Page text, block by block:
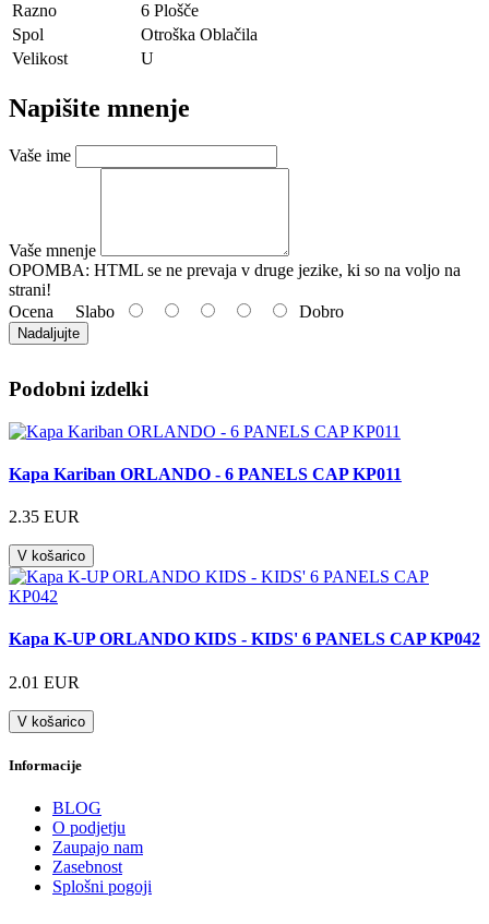
Razno
6 Plošče
Spol
Otroška Oblačila
Velikost
U
Napišite mnenje
Vaše ime
Vaše mnenje
OPOMBA: HTML se ne prevaja v druge jezike, ki so na voljo na
strani!
Ocena Slabo Dobro
Nadaljujte
Podobni izdelki
Kapa Kariban ORLANDO - 6 PANELS CAP KP011
2.35 EUR
V košarico
Kapa K-UP ORLANDO KIDS - KIDS' 6 PANELS CAP KP042
2.01 EUR
V košarico
Informacije
BLOG
O podjetju
Zaupajo nam
Zasebnost
Splošni pogoji